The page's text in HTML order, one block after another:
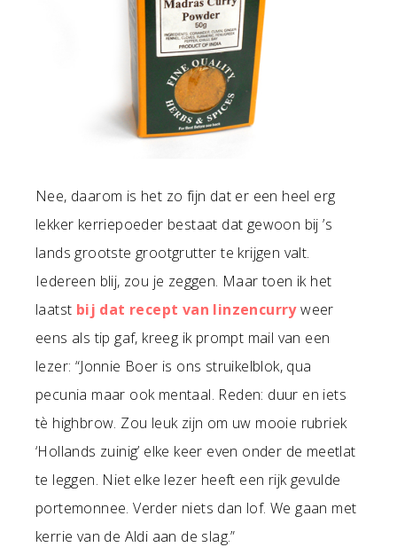
Nee, daarom is het zo fijn dat er een heel erg
lekker kerriepoeder bestaat dat gewoon bij ’s
lands grootste grootgrutter te krijgen valt.
Iedereen blij, zou je zeggen. Maar toen ik het
laatst bij dat recept van linzencurryweer
eens als tip gaf, kreeg ik prompt mail van een
lezer: “Jonnie Boer is ons struikelblok, qua
pecunia maar ook mentaal. Reden: duur en iets
tè highbrow. Zou leuk zijn om uw mooie rubriek
‘Hollands zuinig’ elke keer even onder de meetlat
te leggen. Niet elke lezer heeft een rijk gevulde
portemonnee. Verder niets dan lof. We gaan met
kerrie van de Aldi aan de slag.”